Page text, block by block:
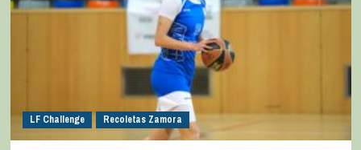
LF Challenge Recoletas Zamora